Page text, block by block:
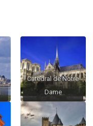
Catedral de Notre
Dame